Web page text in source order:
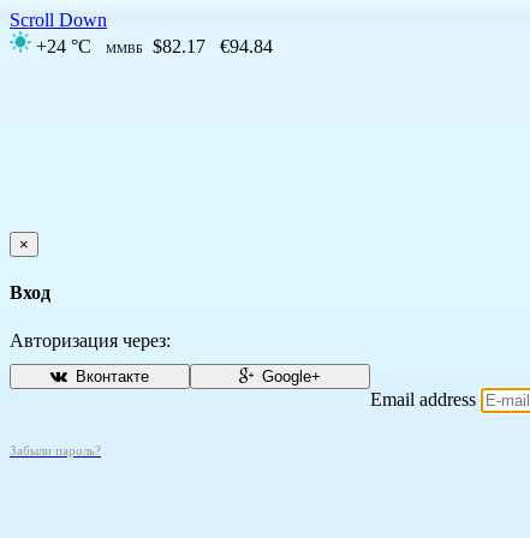
Scroll Down
+24 °C
ММВБ $82.17 €94.84
×
Вход
Авторизация через:
Вконтакте Google+
Email address
Забыли пароль?